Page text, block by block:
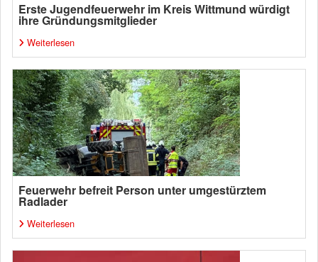
Erste Jugendfeuerwehr im Kreis Wittmund würdigt
ihre Gründungsmitglieder
Weiterlesen
Feuerwehr befreit Person unter umgestürztem
Radlader
Weiterlesen